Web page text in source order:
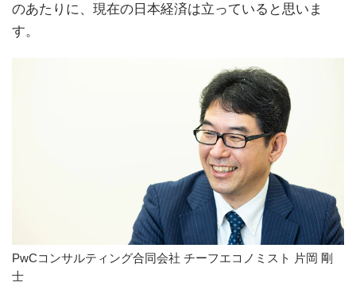
のあたりに、現在の日本経済は立っていると思いま
す。
PwCコンサルティング合同会社 チーフエコノミスト 片岡 剛
士